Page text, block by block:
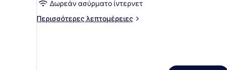
για
Deluxe
Δωρεάν ασύρματο ίντερνετ
Περισσότερες λεπτομέρειες
Περισσότερες